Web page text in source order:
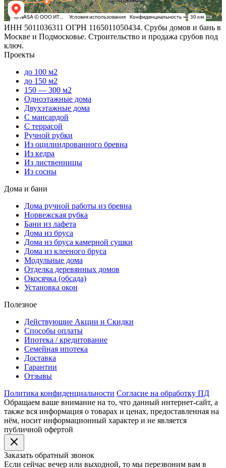
ИНН 5011036311 ОГРН 1165011050434. Срубы домов и бань в
Москве и Подмосковье. Строительство и продажа срубов под
ключ.
Проекты
до 100 м2
до 150 м2
150 — 300 м2
Одноэтажные дома
Двухэтажные дома
С мансардой
С террасой
Ручной рубки
Из оцилиндрованного бревна
Из кедра
Из лиственницы
Из сосны
Дома и бани
Дома ручной работы из бревна
Норвежская рубка
Бани из лафета
Дома из бруса
Дома из бруса камерной сушки
Дома из клееного бруса
Модульные дома
Отделка деревянных домов
Окосячка (обсада)
Установка окон
Полезное
Действующие Акции и Скидки
Способы оплаты
Ипотека / кредитование
Семейная ипотека
Доставка
Гарантии
Отзывы
Политика конфиденциальности Согласие на обработку ПД
Обращаем ваше внимание на то, что данный интернет-сайт, а
также вся информация о товарах и ценах, предоставленная на
нём, носит информационный характер и не является
публичной офертой
Заказать обратный звонок
Если сейчас вечер или выходной, то мы перезвоним вам в